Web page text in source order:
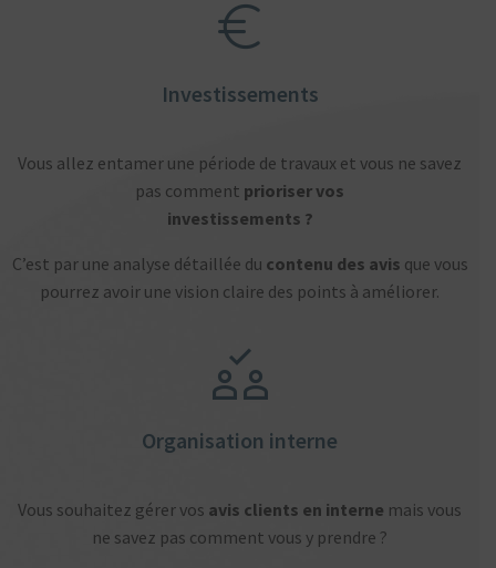
Investissements
Vous allez entamer une période de travaux et vous ne savez
pas comment prioriser vos
investissements ?
C’est par une analyse détaillée du contenu des avis que vous
pourrez avoir une vision claire des points à améliorer.
Organisation interne
Vous souhaitez gérer vos avis clients en interne mais vous
ne savez pas comment vous y prendre ?